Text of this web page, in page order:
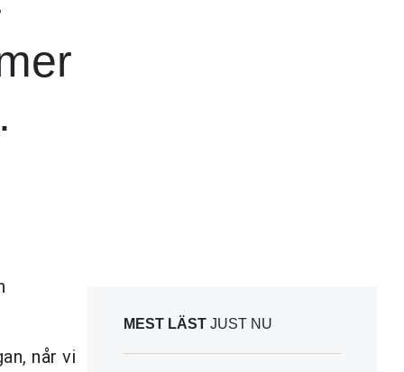
når vi
MEST LÄST JUST NU